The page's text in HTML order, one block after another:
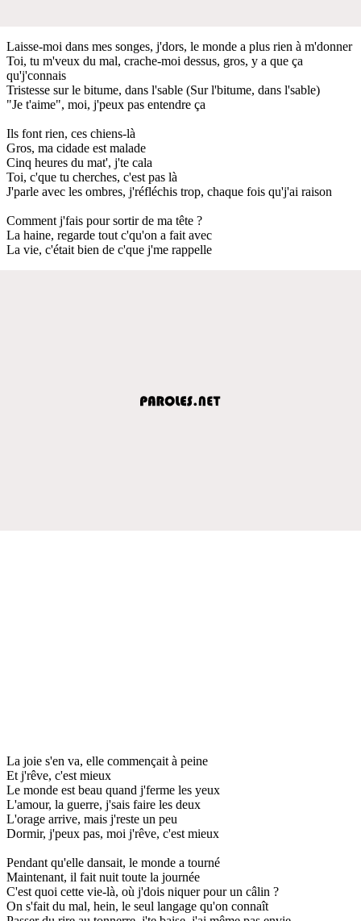
Laisse-moi dans mes songes, j'dors, le monde a plus rien à m'donner
Toi, tu m'veux du mal, crache-moi dessus, gros, y a que ça
qu'j'connais
Tristesse sur le bitume, dans l'sable (Sur l'bitume, dans l'sable)
"Je t'aime", moi, j'peux pas entendre ça
Ils font rien, ces chiens-là
Gros, ma cidade est malade
Cinq heures du mat', j'te cala
Toi, c'que tu cherches, c'est pas là
J'parle avec les ombres, j'réfléchis trop, chaque fois qu'j'ai raison
Comment j'fais pour sortir de ma tête ?
La haine, regarde tout c'qu'on a fait avec
La vie, c'était bien de c'que j'me rappelle
La joie s'en va, elle commençait à peine
Et j'rêve, c'est mieux
Le monde est beau quand j'ferme les yeux
L'amour, la guerre, j'sais faire les deux
L'orage arrive, mais j'reste un peu
Dormir, j'peux pas, moi j'rêve, c'est mieux
Pendant qu'elle dansait, le monde a tourné
Maintenant, il fait nuit toute la journée
C'est quoi cette vie-là, où j'dois niquer pour un câlin ?
On s'fait du mal, hein, le seul langage qu'on connaît